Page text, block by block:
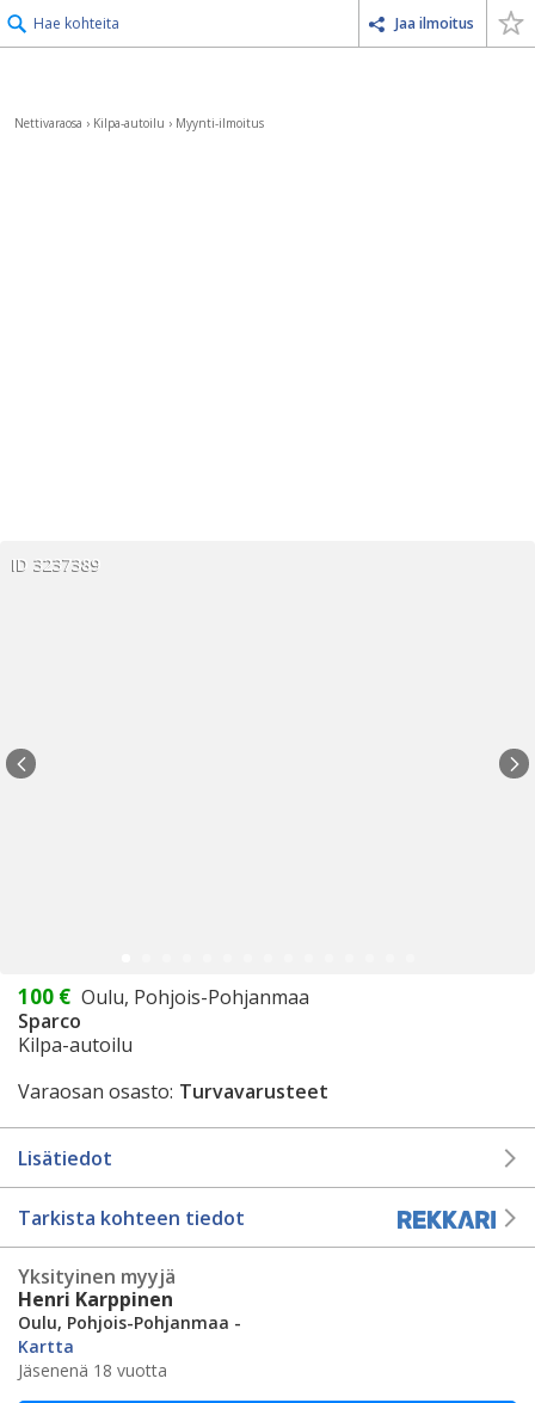
Hae kohteita Jaa ilmoitus
Nettivaraosa › Kilpa-autoilu › Myynti-ilmoitus
ID 3237389
100 € Oulu, Pohjois-Pohjanmaa
Sparco
Kilpa-autoilu
Varaosan osasto: Turvavarusteet
Lisätiedot
Tarkista kohteen tiedot
Yksityinen myyjä
Henri Karppinen
Oulu, Pohjois-Pohjanmaa -
Kartta
Jäsenenä 18 vuotta